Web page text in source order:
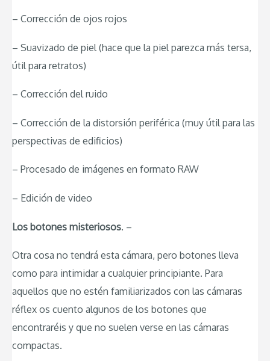
– Corrección de ojos rojos
– Suavizado de piel (hace que la piel parezca más tersa,
útil para retratos)
– Corrección del ruido
– Corrección de la distorsión periférica (muy útil para las
perspectivas de edificios)
– Procesado de imágenes en formato RAW
– Edición de video
Los botones misteriosos. –
Otra cosa no tendrá esta cámara, pero botones lleva
como para intimidar a cualquier principiante. Para
aquellos que no estén familiarizados con las cámaras
réflex os cuento algunos de los botones que
encontraréis y que no suelen verse en las cámaras
compactas.